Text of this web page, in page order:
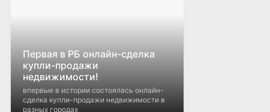
Первая в РБ онлайн-сделка
купли-продажи
недвижимости!